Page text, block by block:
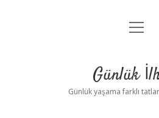
Anasayfa
Yasal Uyarı
menüyü
Günlük
Günlük yaşama farklı